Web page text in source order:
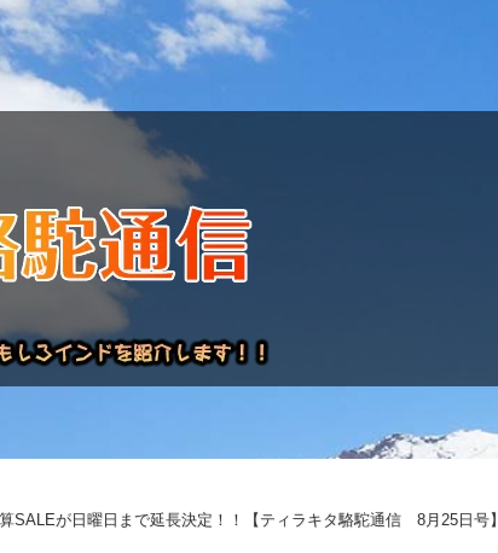
が日曜日まで延長決定！！【ティラキタ駱駝通信 8月25日号】